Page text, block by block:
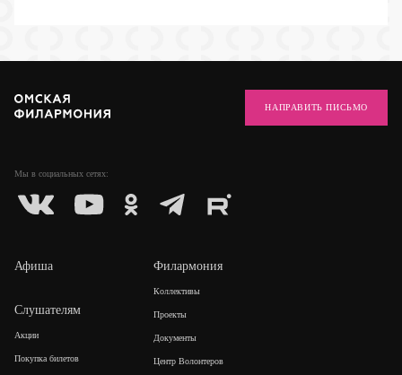
Мы в социальных сетях:
НАПРАВИТЬ ПИСЬМО
Афиша
Слушателям
Акции
Покупка билетов
Филармония
Коллективы
Проекты
Документы
Центр Волонтеров